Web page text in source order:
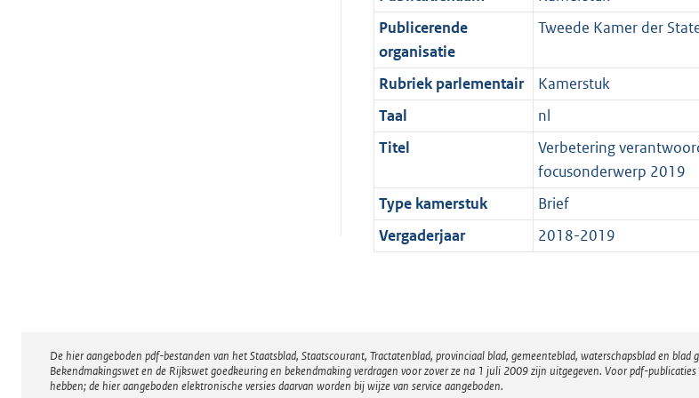
Publicerende
organisatie
Tweede Kamer der
Rubriek parlementair
Kamerstuk
Taal
nl
Titel
Verbetering
focusonderwerp 2019
Type kamerstuk
Brief
Vergaderjaar
2018-2019
Disclaimer
De hier aangeboden pdf-bestanden van het Staatsblad, Staatscourant, Tractatenblad, provinciaal blad, gemeenteblad, waterschapsblad en
Bekendmakingswet en de Rijkswet goedkeuring en bekendmaking verdragen voor zover ze na 1 juli 2009 zijn uitgegeven. Voor pdf-
hebben; de hier aangeboden elektronische versies daarvan worden bij wijze van service aangeboden.